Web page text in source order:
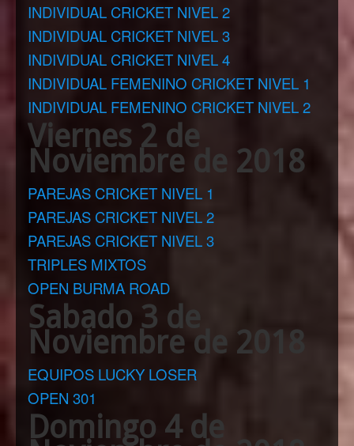
INDIVIDUAL CRICKET NIVEL 2
INDIVIDUAL CRICKET NIVEL 3
INDIVIDUAL CRICKET NIVEL 4
INDIVIDUAL FEMENINO CRICKET NIVEL 1
INDIVIDUAL FEMENINO CRICKET NIVEL 2
Viernes 2 de
Noviembre de 2018
PAREJAS CRICKET NIVEL 1
PAREJAS CRICKET NIVEL 2
PAREJAS CRICKET NIVEL 3
TRIPLES MIXTOS
OPEN BURMA ROAD
Sabado 3 de
Noviembre de 2018
EQUIPOS LUCKY LOSER
OPEN 301
Domingo 4 de